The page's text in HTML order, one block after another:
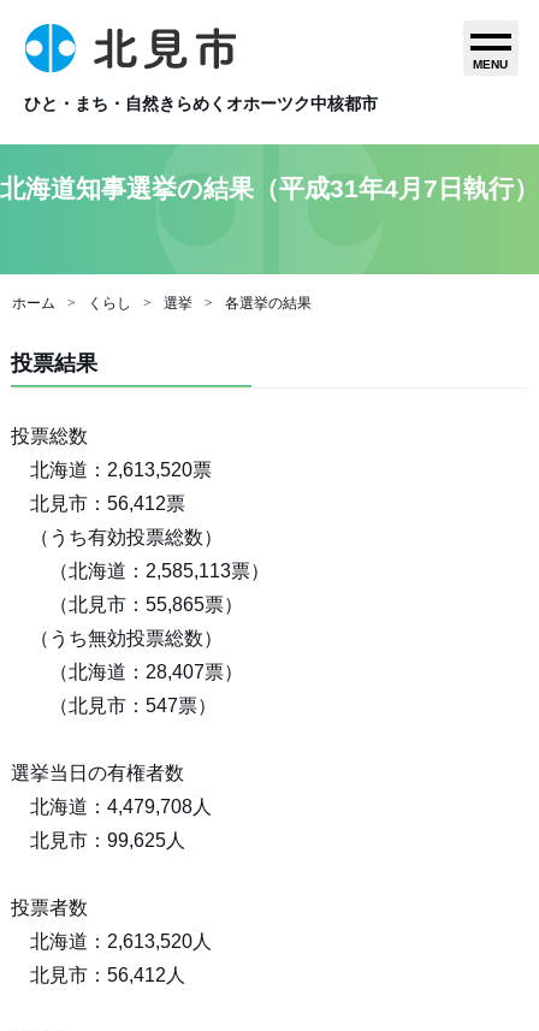
ひと・まち・自然きらめくオホーツク中核都市
MENU
北海道知事選挙の結果（平成31年4月7日執行）
ホーム くらし 選挙 各選挙の結果
投票結果
投票総数
北海道：2,613,520票
北見市：56,412票
（うち有効投票総数）
（北海道：2,585,113票）
（北見市：55,865票）
（うち無効投票総数）
（北海道：28,407票）
（北見市：547票）
選挙当日の有権者数
北海道：4,479,708人
北見市：99,625人
投票者数
北海道：2,613,520人
北見市：56,412人